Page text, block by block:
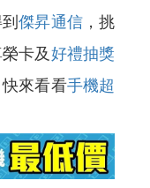
傑昇通信，挑
卡及好禮抽獎
快來看看手機超